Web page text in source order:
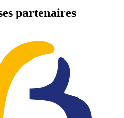
partenaires